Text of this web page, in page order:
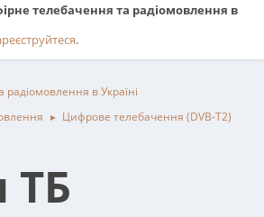
телебачення та радіомовлення в
.
в Україні
► Цифрове телебачення (DVB-T2)
ТБ